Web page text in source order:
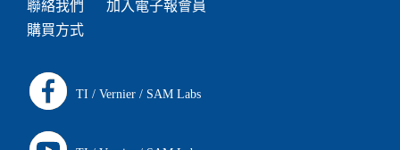
聯絡我們
購買方式
加入電子報會員
TI / Vernier / SAM Labs